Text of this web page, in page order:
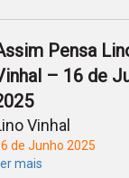
Pensa
– 16 de
Vinhal
de Junho 2025
Ler mais